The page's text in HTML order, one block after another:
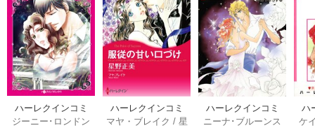
ハーレクインコミ
ックス セット 202
ジーニー･ロンドン
ハーレクインコミ
ックス セット 202
マヤ・ブレイク / 星
ハーレクインコミ
ックス セット 202
ニーナ･ブルーンス
ハ
ッ
ケ